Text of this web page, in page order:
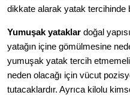
dikkate alarak yatak tercihinde
Yumuşak yataklar doğal
yatağın içine gömülmesine
yumuşak yatak tercih
neden olacağı için vücut
tutacaklardır. Ayrıca kilolu